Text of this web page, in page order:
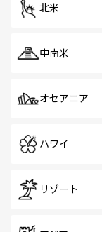
北米
中南米
オセアニア
ハワイ
リゾート